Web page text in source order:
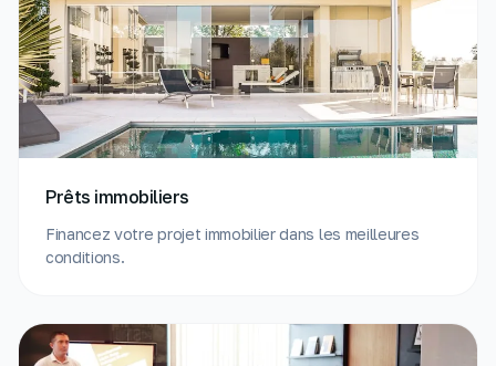
Prêts immobiliers
Financez votre projet immobilier dans les meilleures
conditions.